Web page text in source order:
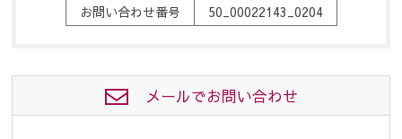
お問い合わせ番号 50_00022143_0204
メールでお問い合わせ